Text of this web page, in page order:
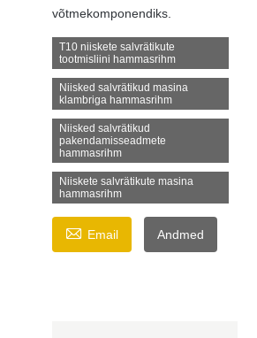
võtmekomponendiks.
T10 niiskete salvrätikute
tootmisliini hammasrihm
Niisked salvrätikud masina
klambriga hammasrihm
Niisked salvrätikud
pakendamisseadmete
hammasrihm
Niiskete salvrätikute masina
hammasrihm
 Email Andmed